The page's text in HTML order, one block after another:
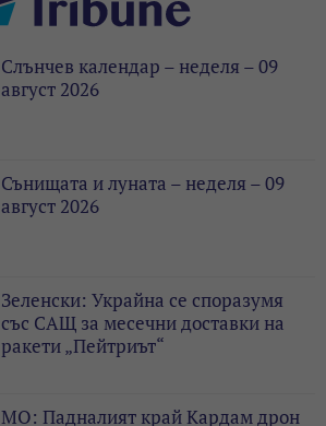
Слънчев календар – неделя – 09
август 2026
Сънищата и луната – неделя – 09
август 2026
Зеленски: Украйна се споразумя
със САЩ за месечни доставки на
ракети „Пейтриът“
МО: Падналият край Кардам дрон